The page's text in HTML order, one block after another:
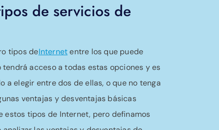
de servicios de
tipos deInternetentre los que puede
tendrá acceso a todas estas opciones y es
a elegir entre dos de ellas, o que no tenga
ventajas y desventajas básicas
estos tipos de Internet, pero definamos